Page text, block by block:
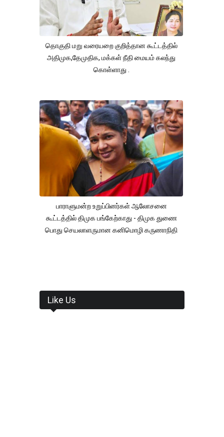
தொகுதி மறு வரையறை குறித்தான கூட்டத்தில்
அதிமுக,தேமுதிக, மக்கள் நீதி மையம் கலந்து
கொள்ளாது .
பாராளுமன்ற உறுப்பினர்கள் ஆலோசனை
கூட்டத்தில் திமுக பங்கேற்காது - திமுக துணை
பொது செயலாளருமான கனிமொழி கருணாநிதி
Like Us